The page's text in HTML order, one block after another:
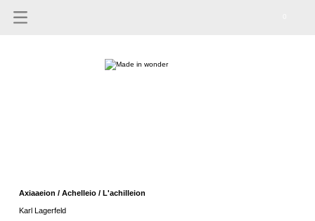
Axiaaeion / Achelleio / L'achilleion
Karl Lagerfeld